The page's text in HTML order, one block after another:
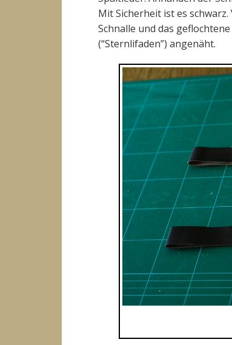
Mit Sicherheit ist es
Schnalle und das
(“Sternlifaden”) angenäht.